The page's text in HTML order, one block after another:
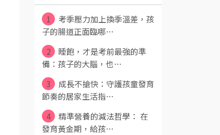
1
考季壓力加上換季溫差，孩
子的腸道正面臨哪⋯
2
睡飽，才是考前最強的準
備：孩子的大腦，也⋯
3
成長不搶快：守護孩童發育
節奏的居家生活指⋯
4
精準營養的減法哲學： 在
發育黃金期，給孩⋯